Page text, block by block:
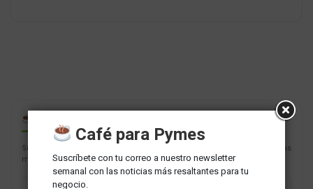
Suscríbete con tu correo a nuestro newsletter semanal con las noticias
más resaltantes para tu negocio.
Café para Pymes
Suscríbete con tu correo a nuestro newsletter
semanal con las noticias más resaltantes para tu
negocio.